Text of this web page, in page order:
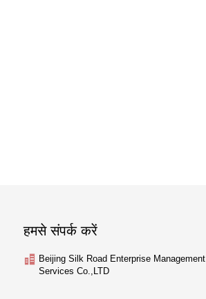
हमसे संपर्क करें
Beijing Silk Road Enterprise Management
Services Co.,LTD